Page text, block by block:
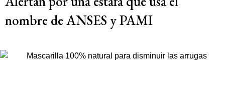
nombre de ANSES y PAMI